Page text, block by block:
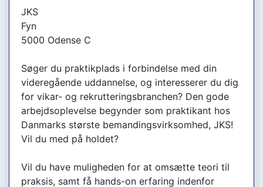
JKS
Fyn
5000 Odense C
Søger du praktikplads i forbindelse med din
videregående uddannelse, og interesserer du dig
for vikar- og rekrutteringsbranchen? Den gode
arbejdsoplevelse begynder som praktikant hos
Danmarks største bemandingsvirksomhed, JKS!
Vil du med på holdet?
Vil du have muligheden for at omsætte teori til
praksis, samt få hands-on erfaring indenfor